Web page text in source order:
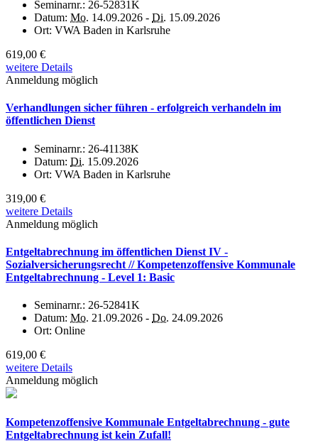
Seminarnr.: 26-52831K
Datum: Mo. 14.09.2026 - Di. 15.09.2026
Ort: VWA Baden in Karlsruhe
619,00 €
weitere Details
Anmeldung möglich
Verhandlungen sicher führen - erfolgreich verhandeln im
öffentlichen Dienst
Seminarnr.: 26-41138K
Datum: Di. 15.09.2026
Ort: VWA Baden in Karlsruhe
319,00 €
weitere Details
Anmeldung möglich
Entgeltabrechnung im öffentlichen Dienst IV -
Sozialversicherungsrecht // Kompetenzoffensive Kommunale
Entgeltabrechnung - Level 1: Basic
Seminarnr.: 26-52841K
Datum: Mo. 21.09.2026 - Do. 24.09.2026
Ort: Online
619,00 €
weitere Details
Anmeldung möglich
Kompetenzoffensive Kommunale Entgeltabrechnung - gute
Entgeltabrechnung ist kein Zufall!